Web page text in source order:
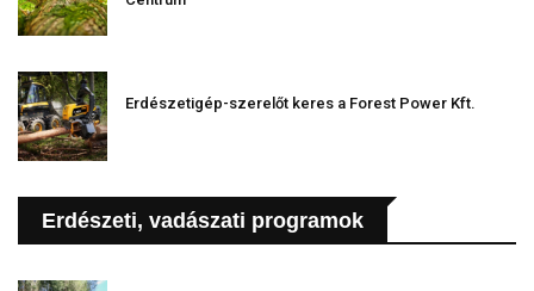
Erdészetigép-szerelőt keres a Forest Power Kft.
Erdészeti, vadászati programok